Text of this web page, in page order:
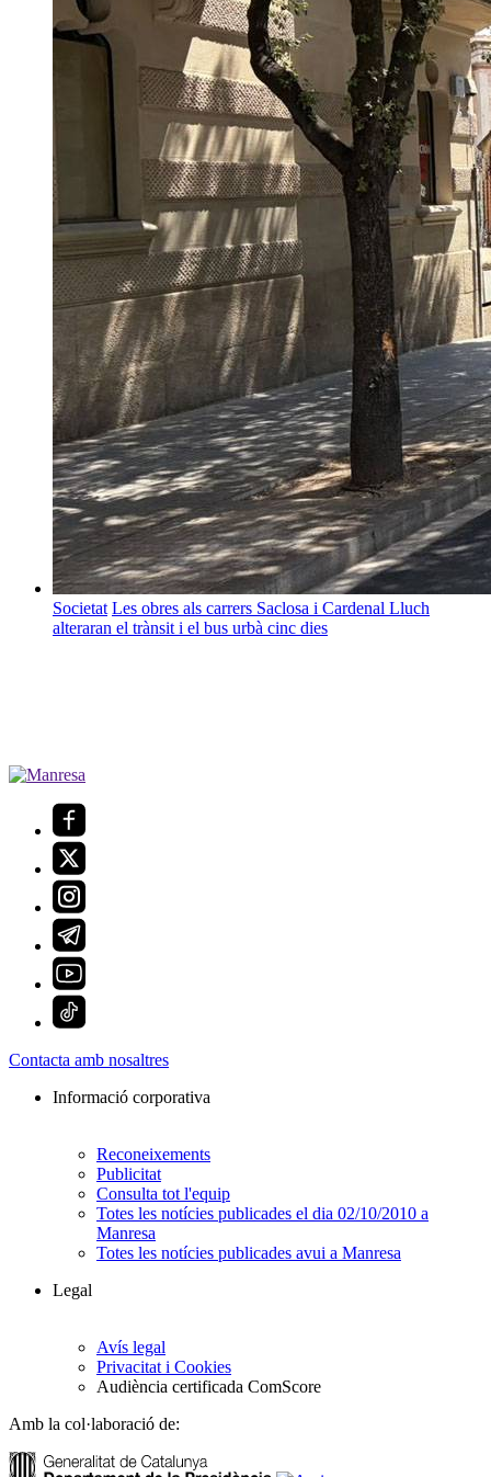
Societat Les obres als carrers Saclosa i Cardenal Lluch
alteraran el trànsit i el bus urbà cinc dies
Contacta amb nosaltres
Informació corporativa
Reconeixements
Publicitat
Consulta tot l'equip
Totes les notícies publicades el dia 02/10/2010 a
Manresa
Totes les notícies publicades avui a Manresa
Legal
Avís legal
Privacitat i Cookies
Audiència certificada ComScore
Amb la col·laboració de: